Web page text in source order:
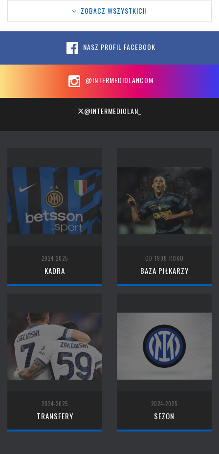
ZOBACZ WSZYSTKICH
NASZ PROFIL FACEBOOK
@INTERMEDIOLANCOM
@INTERMEDIOLAN_
2024-2025
KADRA
OD 1908 ROKU
BAZA PIŁKARZY
2024-2025
TRANSFERY
2024-2025
SEZON